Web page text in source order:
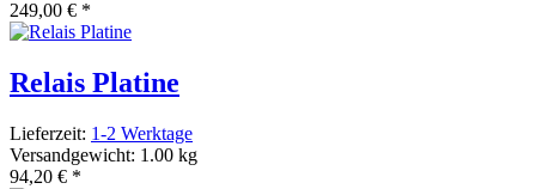
249,00 € *
Relais Platine
Lieferzeit: 1-2 Werktage
Versandgewicht: 1.00 kg
94,20 € *